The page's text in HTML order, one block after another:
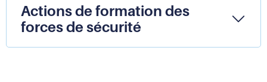
Actions de formation des
forces de sécurité